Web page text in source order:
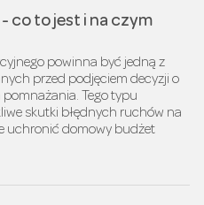
co to jest i na czym
powinna być jedną z
przed podjęciem decyzji o
Tego typu
skutki błędnych ruchów na
uchronić domowy budżet